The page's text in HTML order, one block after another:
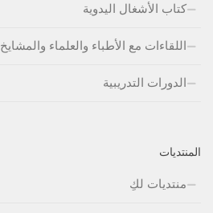
كتاب الأشغال اليدوية
اللقاءات مع الأطباء والعلماء والمشايخ
الدورات التدريبية
المنتديات
منتديات لكِ